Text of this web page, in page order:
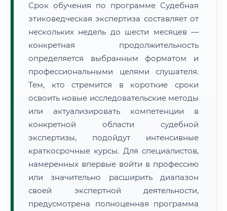
Срок обучения по программе Судебная
этиковедческая экспертиза составляет от
нескольких недель до шести месяцев —
конкретная продолжительность
определяется выбранным форматом и
профессиональными целями слушателя.
Тем, кто стремится в короткие сроки
освоить новые исследовательские методы
или актуализировать компетенции в
конкретной области судебной
экспертизы, подойдут интенсивные
краткосрочные курсы. Для специалистов,
намеренных впервые войти в профессию
или значительно расширить диапазон
своей экспертной деятельности,
предусмотрена полноценная программа